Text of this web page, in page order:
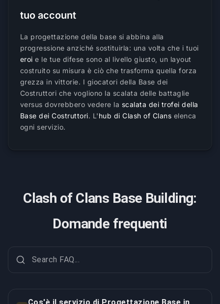
tuo account
La progettazione della base si abbina alla
progressione anziché sostituirla: una volta che i tuoi
eroi e le tue difese sono al livello giusto, un layout
costruito su misura è ciò che trasforma quella forza
grezza in vittorie. I giocatori della Base dei
Costruttori che vogliono la scalata delle battaglie
versus dovrebbero vedere la scalata dei trofei della
Base dei Costruttori. L'hub di Clash of Clans elenca
ogni servizio.
Clash of Clans Base Building:
Domande frequenti
Cos'è il servizio di Progettazione Base in